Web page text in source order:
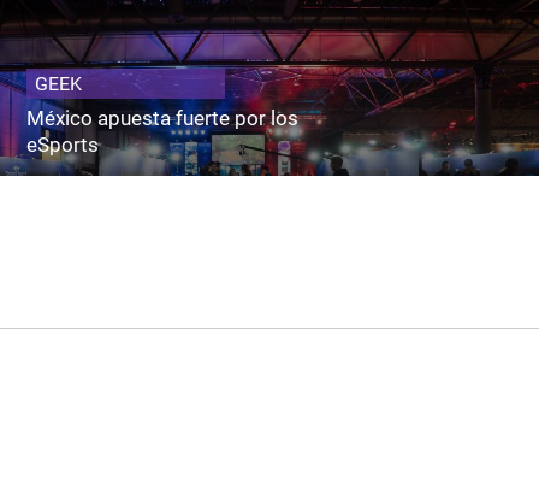
GEEK
México apuesta fuerte por los
eSports